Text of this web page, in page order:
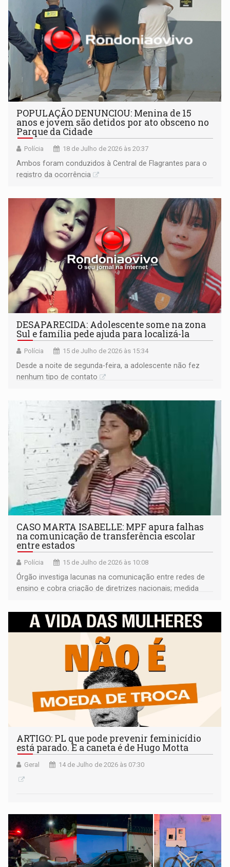
POPULAÇÃO DENUNCIOU: Menina de 15
anos e jovem são detidos por ato obsceno no
Parque da Cidade
Polícia 18 de Julho de 2026 às 20:37
Ambos foram conduzidos à Central de Flagrantes para o
registro da ocorrência
DESAPARECIDA: Adolescente some na zona
Sul e família pede ajuda para localizá-la
Polícia 15 de Julho de 2026 às 15:34
Desde a noite de segunda-feira, a adolescente não fez
nenhum tipo de contato
CASO MARTA ISABELLE: MPF apura falhas
na comunicação de transferência escolar
entre estados
Polícia 15 de Julho de 2026 às 10:08
Órgão investiga lacunas na comunicação entre redes de
ensino e cobra criação de diretrizes nacionais; medida
ARTIGO: PL que pode prevenir feminicídio
está parado. E a caneta é de Hugo Motta
Geral 14 de Julho de 2026 às 07:30